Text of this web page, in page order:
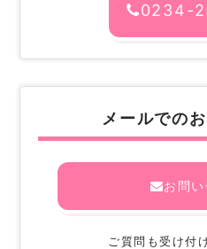
0234-
メールでの
お問
ご質問も受け付